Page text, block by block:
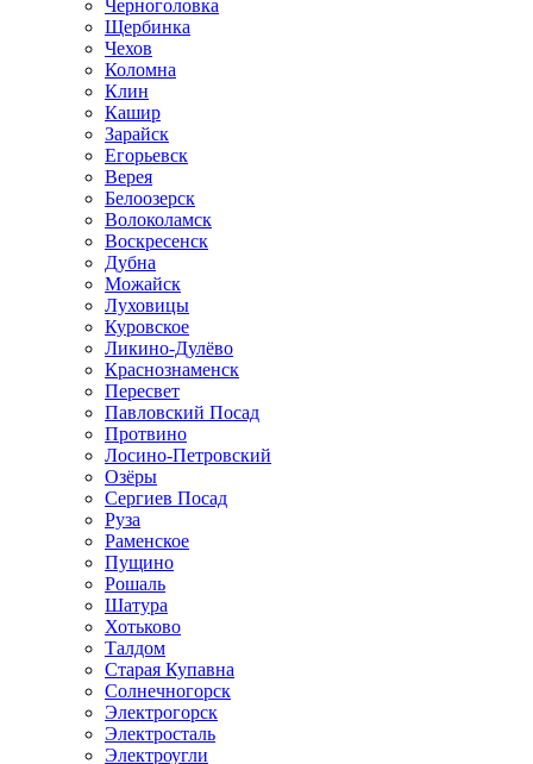
Черноголовка
Щербинка
Чехов
Коломна
Клин
Кашир
Зарайск
Егорьевск
Верея
Белоозерск
Волоколамск
Воскресенск
Дубна
Можайск
Луховицы
Куровское
Ликино-Дулёво
Краснознаменск
Пересвет
Павловский Посад
Протвино
Лосино-Петровский
Озёры
Сергиев Посад
Руза
Раменское
Пущино
Рошаль
Шатура
Хотьково
Талдом
Старая Купавна
Солнечногорск
Электрогорск
Электросталь
Электроугли